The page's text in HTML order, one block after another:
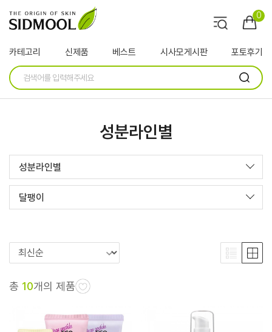
0
카테고리 신제품 베스트 시사모게시판 포토후기
성분라인별
성분라인별
달팽이
총 10개의 제품